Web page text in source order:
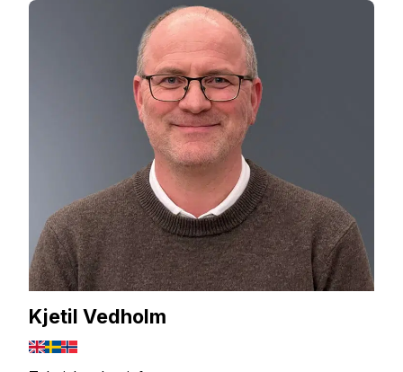
Kjetil Vedholm